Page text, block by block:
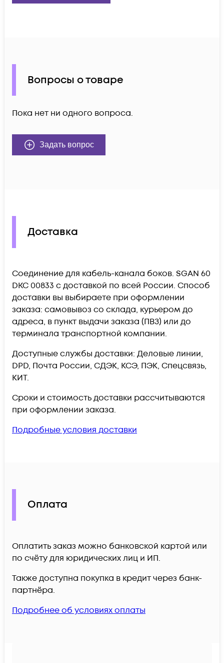
Вопросы о товаре
Пока нет ни одного вопроса.
Задать вопрос
Доставка
Соединение для кабель-канала боков. SGAN 60
DKC 00833 c доставкой по всей России. Способ
доставки вы выбираете при оформлении
заказа: самовывоз со склада, курьером до
адреса, в пункт выдачи заказа (ПВЗ) или до
терминала транспортной компании.
Доступные службы доставки: Деловые линии,
DPD, Почта России, СДЭК, КСЭ, ПЭК, Спецсвязь,
КИТ.
Сроки и стоимость доставки рассчитываются
при оформлении заказа.
Подробные условия доставки
Оплата
Оплатить заказ можно банковской картой или
по счёту для юридических лиц и ИП.
Также доступна покупка в кредит через банк-
партнёра.
Подробнее об условиях оплаты